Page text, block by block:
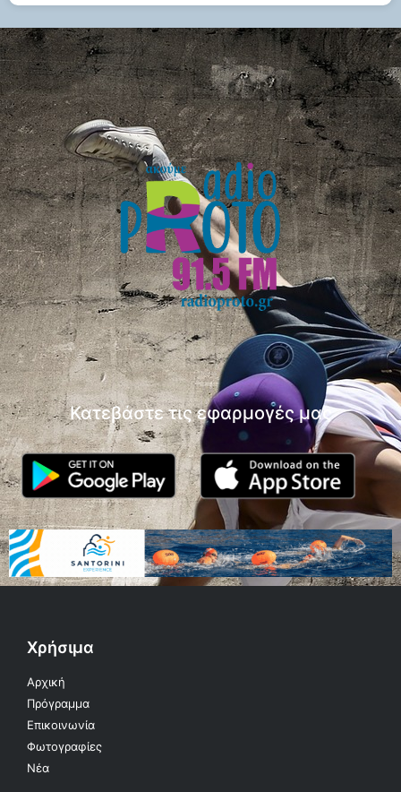
Κατεβάστε τις εφαρμογές μας
Χρήσιμα
Αρχική
Πρόγραμμα
Επικοινωνία
Φωτογραφίες
Νέα